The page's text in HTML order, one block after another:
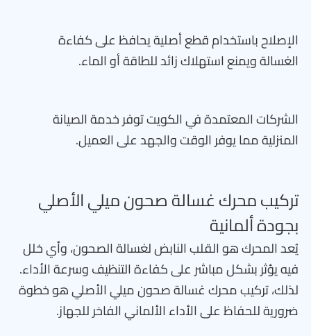
الإصلاح باستخدام قطع أصلية يحافظ على كفاءة
الغسالة ويمنع استهلاك زائد للطاقة أو الماء.
الشركات المعتمدة في الكويت توفر خدمة الصيانة
المنزلية مما يوفر الوقت والجهد على العميل.
تركيب محرك غسالة صحون ميلي الأصلي
بجودة ألمانية
يُعد المحرك هو القلب النابض لغسالة الصحون، وأي خلل
فيه يؤثر بشكل مباشر على كفاءة التنظيف وسرعة الأداء.
لذلك، تركيب محرك غسالة صحون ميلي الأصلي هو خطوة
ضرورية للحفاظ على الأداء الألماني الفاخر للجهاز.